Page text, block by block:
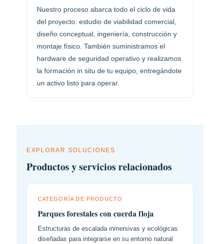
Nuestro proceso abarca todo el ciclo de vida
del proyecto: estudio de viabilidad comercial,
diseño conceptual, ingeniería, construcción y
montaje físico. También suministramos el
hardware de seguridad operativo y realizamos
la formación in situ de tu equipo, entregándote
un activo listo para operar.
EXPLORAR SOLUCIONES
Productos y servicios relacionados
CATEGORÍA DE PRODUCTO
Parques forestales con cuerda floja
Estructuras de escalada inmersivas y ecológicas
diseñadas para integrarse en su entorno natural